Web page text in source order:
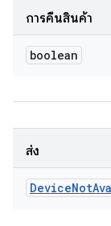
การคืนสินค้า
boolean
ส่ง
DeviceNot